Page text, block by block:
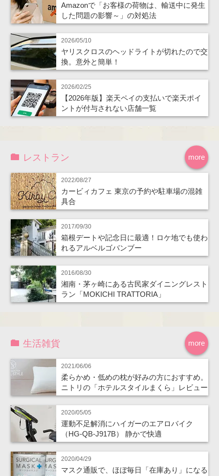
Amazonで「お客様の荷物は、輸送中に発生
した問題の影響～」の対処法
2026/05/10
ヤリスクロスのヘッドライトが切れたので交
換。意外と簡単！
2026/02/25
【2026年版】楽天ペイの支払いで楽天ポイ
ントが付与されない店舗一覧
more
レストラン
2022/08/27
カービィカフェ 東京の予約や駐車場の混雑
具合
2017/09/30
箱根デートや記念日に最適！ロケ地でも使わ
れるアルベルゴバンブー
2016/08/30
湘南・茅ヶ崎にある古民家ダイニングレスト
ラン「MOKICHI TRATTORIA」
more
生活雑貨
2021/06/06
柔らかめ・低めの枕が好みの方におすすめ。
ニトリの「ホテルスタイルまくら」レビュー
2020/05/05
運動不足解消にハイガーのエアロバイク
（HG-QB-J917B） 静かで快適
2020/04/29
マスク通販で、ほぼ毎日「在庫あり」になる